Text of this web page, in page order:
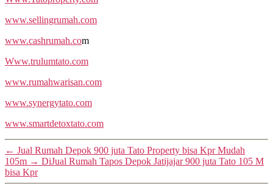
www.sellingrumah.com
www.cashrumah.com
Www.trulumtato.com
www.rumahwarisan.com
www.synergytato.com
www.smartdetoxtato.com
← Jual Rumah Depok 900 juta Tato Property bisa Kpr Mudah
105m → DiJual Rumah Tapos Depok Jatijajar 900 juta Tato 105 M
bisa Kpr